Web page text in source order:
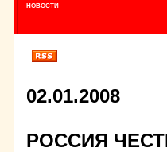
НОВОСТИ
02.01.2008
РОССИЯ